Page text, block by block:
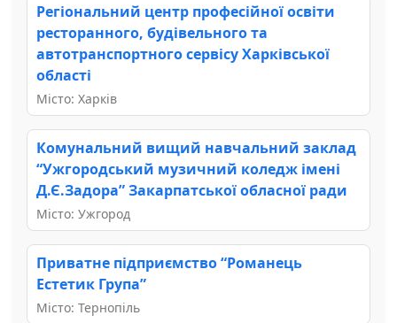
Регіональний центр професійної освіти
ресторанного, будівельного та
автотранспортного сервісу Харківської
області
Місто: Харків
Комунальний вищий навчальний заклад
“Ужгородський музичний коледж імені
Д.Є.Задора” Закарпатської обласної ради
Місто: Ужгород
Приватне підприємство “Романець
Естетик Група”
Місто: Тернопіль